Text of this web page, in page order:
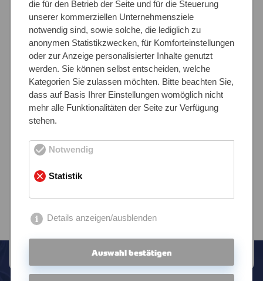
Ist ein passionierter Stahl-Dienstleister wirklich
genauso hart, kalt und unerbittlich wie sein
Werkstoff?
Nun, gewiss sind manche von uns eher robuster
Natur, entschlossen und vorantreibend – und das ist
auch absolut notwendig. Doch Sie werden
dann, wenn es darum geht, einen Kunden und seine
Wünsche genau zu verstehen, die besonderen
Herausforderungen eines Projektes zu analysieren
verfügbaren Werkstoffen den idealen für Ihre
Bedürfnisse auszuwählen. Wie könnten wir sonst die
Kunden erfüllen?
die für den Betrieb der Seite und für die Steuerung
unserer kommerziellen Unternehmensziele
notwendig sind, sowie solche, die lediglich zu
anonymen Statistikzwecken, für Komforteinstellungen
oder zur Anzeige personalisierter Inhalte genutzt
werden. Sie können selbst entscheiden, welche
Kategorien Sie zulassen möchten. Bitte beachten Sie,
dass auf Basis Ihrer Einstellungen womöglich nicht
mehr alle Funktionalitäten der Seite zur Verfügung
stehen.
Notwendig
Statistik
Details anzeigen/ausblenden
Auswahl bestätigen